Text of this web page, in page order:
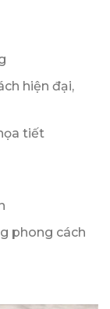
hiện đại,
tiết
phong cách